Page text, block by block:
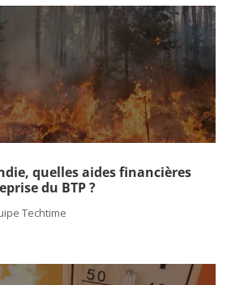
quelles aides financières
du BTP ?
Techtime